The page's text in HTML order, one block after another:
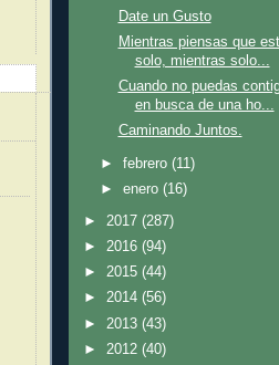
Date un Gusto
Mientras piensas que
solo, mientras solo...
Cuando no puedas
en busca de una ho...
Caminando Juntos.
►febrero(11)
►enero(16)
► 2017 (287)
► 2016 (94)
► 2015 (44)
► 2014 (56)
► 2013 (43)
► 2012 (40)